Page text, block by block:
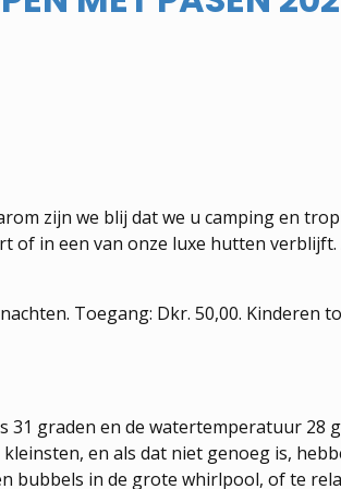
zijn we blij dat we u camping en
in een van onze luxe hutten
Toegang: Dkr. 50,00. Kinderen
graden en de watertemperatuur 28
en als dat niet genoeg is,
bubbels in de grote whirlpool, of te